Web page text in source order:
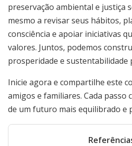
preservação ambiental e justiça
mesmo a revisar seus hábitos,
consciência e apoiar iniciativas
valores. Juntos, podemos
prosperidade e sustentabilidade
Inicie agora e compartilhe este
amigos e familiares. Cada passo
de um futuro mais equilibrado e